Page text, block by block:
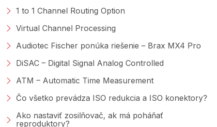
1 to 1 Channel Routing Option
Virtual Channel Processing
Audiotec Fischer ponúka riešenie – Brax MX4 Pro
DiSAC – Digital Signal Analog Controlled
ATM – Automatic Time Measurement
Čo všetko prevádza ISO redukcia a ISO konektory?
Ako nastaviť zosilňovač, ak má poháňať
reproduktory?